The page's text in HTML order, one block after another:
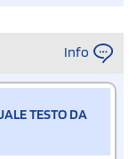
Info
TESTO DA